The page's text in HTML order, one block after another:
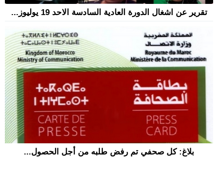
تقرير عن اشغال الدورة العادية السادسة الاحد 19 يوليوز...
بلاغ: كل صحفي تم رفض طلبه من أجل الحصول...